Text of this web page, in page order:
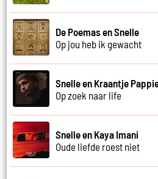
De Poemas en Snelle
Op jou heb ik gewacht
Snelle en Kraantje
Op zoek naar life
Snelle en Kaya Imani
Oude liefde roest niet